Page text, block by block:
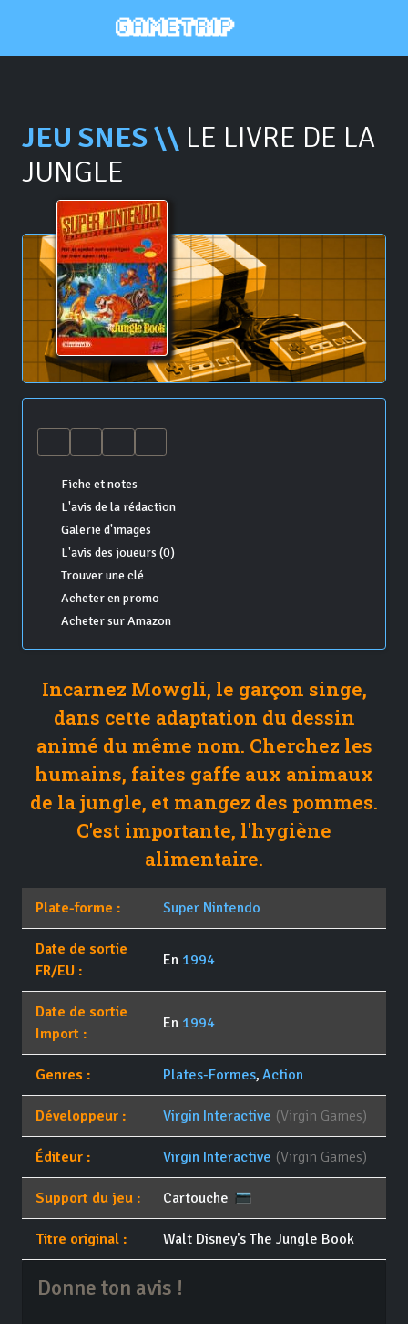
JEU SNES \\ LE LIVRE DE LA
JUNGLE
Fiche et notes
L'avis de la rédaction
Galerie d'images
L'avis des joueurs (0)
Trouver une clé
Acheter en promo
Acheter sur Amazon
Incarnez Mowgli, le garçon singe,
dans cette adaptation du dessin
animé du même nom. Cherchez les
humains, faites gaffe aux animaux
de la jungle, et mangez des pommes.
C'est importante, l'hygiène
alimentaire.
Plate-forme : Super Nintendo
Date de sortie
FR/EU :
En 1994
Date de sortie
Import :
En 1994
Genres : Plates-Formes, Action
Développeur : Virgin Interactive (Virgin Games)
Éditeur : Virgin Interactive (Virgin Games)
Support du jeu : Cartouche
Titre original : Walt Disney's The Jungle Book
Donne ton avis !